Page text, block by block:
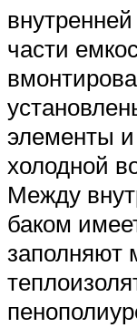
части
элементы
холодной
Между
баком
заполняют